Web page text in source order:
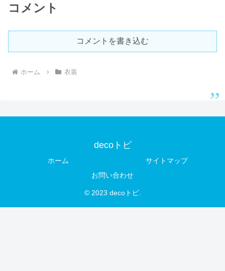
コメント
コメントを書き込む
ホーム 衣装
decoトピ
ホーム
サイトマップ
お問い合わせ
© 2023 decoトピ.